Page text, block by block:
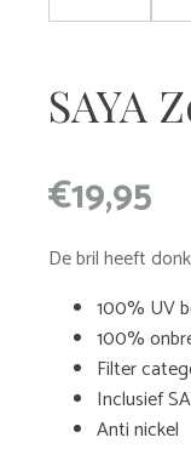
SAYA
€19,95
De bril heeft
100% UV
100%
Filter
Inclusief
Anti nickel